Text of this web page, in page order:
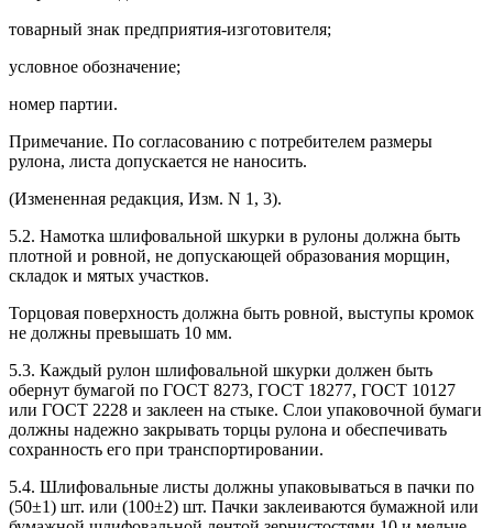
товарный знак предприятия-изготовителя;
условное обозначение;
номер партии.
Примечание. По согласованию с потребителем размеры
рулона, листа допускается не наносить.
(Измененная редакция, Изм. N 1, 3).
5.2. Намотка шлифовальной шкурки в рулоны должна быть
плотной и ровной, не допускающей образования морщин,
складок и мятых участков.
Торцовая поверхность должна быть ровной, выступы кромок
не должны превышать 10 мм.
5.3. Каждый рулон шлифовальной шкурки должен быть
обернут бумагой по ГОСТ 8273, ГОСТ 18277, ГОСТ 10127
или ГОСТ 2228 и заклеен на стыке. Слои упаковочной бумаги
должны надежно закрывать торцы рулона и обеспечивать
сохранность его при транспортировании.
5.4. Шлифовальные листы должны упаковываться в пачки по
(50±1) шт. или (100±2) шт. Пачки заклеиваются бумажной или